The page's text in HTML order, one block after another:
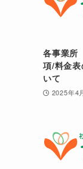
各事業
項/料金
いて
2025年4